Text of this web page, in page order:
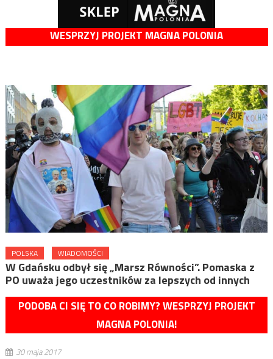
WESPRZYJ PROJEKT MAGNA POLONIA
POLSKA WIADOMOŚCI
W Gdańsku odbył się „Marsz Równości”. Pomaska z
PO uważa jego uczestników za lepszych od innych
PODOBA CI SIĘ TO CO ROBIMY? WESPRZYJ PROJEKT
MAGNA POLONIA!
30 maja 2017